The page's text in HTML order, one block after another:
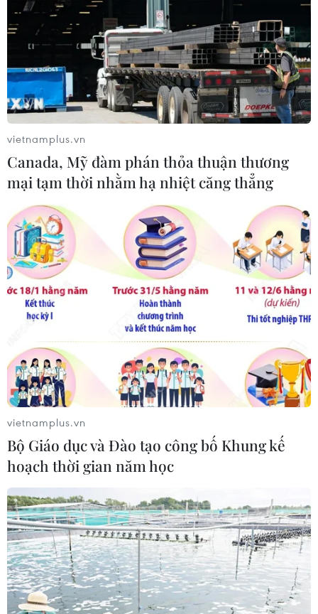
vietnamplus.vn
Canada, Mỹ đàm phán thỏa thuận thương
mại tạm thời nhằm hạ nhiệt căng thẳng
vietnamplus.vn
Bộ Giáo dục và Đào tạo công bố Khung kế
hoạch thời gian năm học